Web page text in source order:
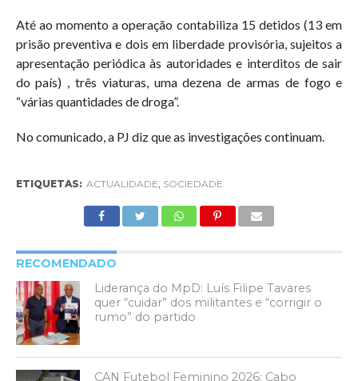
Até ao momento a operação contabiliza 15 detidos (13 em
prisão preventiva e dois em liberdade provisória, sujeitos a
apresentação periódica às autoridades e interditos de sair
do país) , três viaturas, uma dezena de armas de fogo e
“várias quantidades de droga”.
No comunicado, a PJ diz que as investigações continuam.
ETIQUETAS: ACTUALIDADE SOCIEDADE
RECOMENDADO
Liderança do MpD: Luís Filipe Tavares
quer “cuidar” dos militantes e “corrigir o
rumo” do partido
CAN Futebol Feminino 2026: Cabo